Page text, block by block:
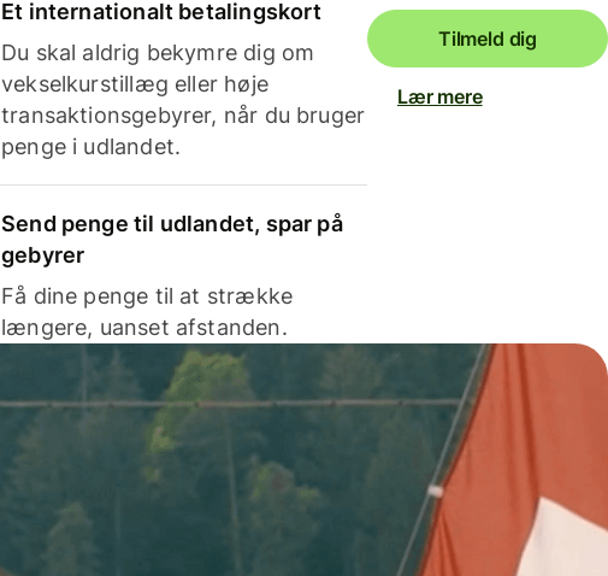
Et internationalt betalingskort
Du skal aldrig bekymre dig om
vekselkurstillæg eller høje
transaktionsgebyrer, når du bruger
penge i udlandet.
Send penge til udlandet, spar på
gebyrer
Få dine penge til at strække
længere, uanset afstanden.
Tilmeld dig
Lær mere